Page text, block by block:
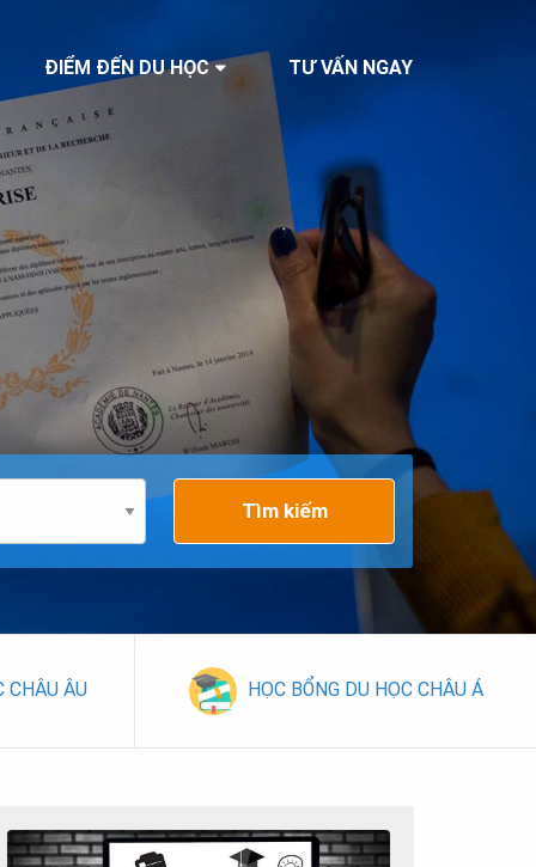
ĐIỂM ĐẾN DU HỌC TƯ VẤN NGAY
Tìm kiếm
CHÂU ÂU HỌC BỔNG DU HỌC CHÂU Á